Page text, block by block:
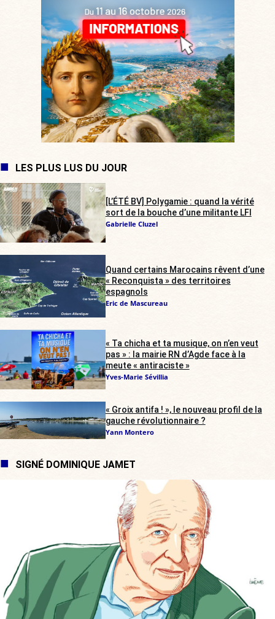
LES PLUS LUS DU JOUR
[L’ÉTÉ BV] Polygamie : quand la vérité
sort de la bouche d’une militante LFI
Gabrielle Cluzel
Quand certains Marocains rêvent d’une
« Reconquista » des territoires
espagnols
Eric de Mascureau
« Ta chicha et ta musique, on n’en veut
pas » : la mairie RN d’Agde face à la
meute « antiraciste »
Yves-Marie Sévillia
« Groix antifa ! », le nouveau profil de la
gauche révolutionnaire ?
Yann Montero
SIGNÉ DOMINIQUE JAMET